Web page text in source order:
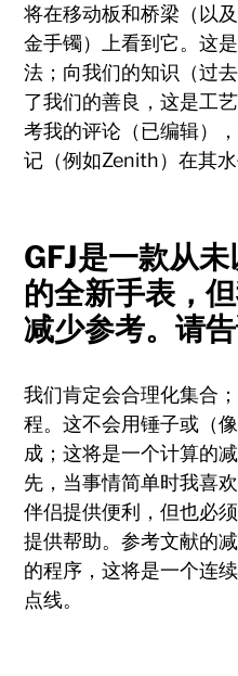
将在移动板和桥梁（以
金手镯）上看到它。这
法；向我们的知识（过
了我们的善良，这是工
考我的评论（已编辑）
记（例如Zenith）在其水
GFJ是一款从
的全新手表，
减少参考。请告
我们肯定会合理化集合
程。这不会用锤子或（
成；这将是一个计算的
先，当事情简单时我喜
伴侣提供便利，但也必
提供帮助。参考文献的
的程序，这将是一个连
点线。